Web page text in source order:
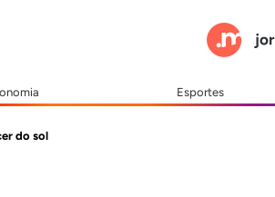
Esportes
do sol